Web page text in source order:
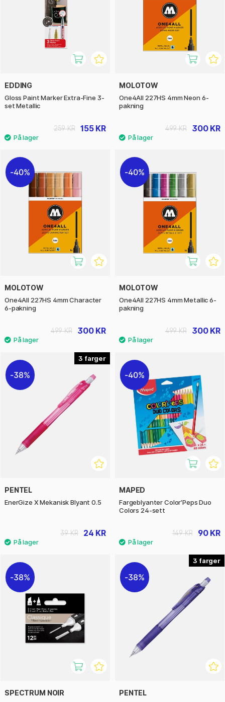
EDDING
Gloss Paint Marker Extra-Fine 3-
set Metallic
155 KR
259 KR
MOLOTOW
One4All 227HS 4mm Neon 6-
pakning
300 KR
499 KR
40%
MOLOTOW
One4All 227HS 4mm Character
6-pakning
300 KR
499 KR
40%
MOLOTOW
One4All 227HS 4mm Metallic 6-
pakning
300 KR
499 KR
3
38%
PENTEL
EnerGize X Mekanisk Blyant 0.5
24 KR
39 KR
40%
MAPED
Fargeblyanter Color’Peps Duo
Colors 24-sett
90 KR
149 KR
38%
SPECTRUM NOIR
3
38%
PENTEL